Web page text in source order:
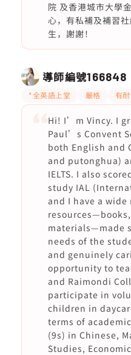
院 及香港城市大學
心，有私補及補習
生，謝謝！
導師編號166848
*全英語上堂 嚴格 有
Hi! I’m Vincy. I
Paul’s Convent
both English and
and putonghua)
IELTS. I also
study IAL
and I have a
materials—made
needs of the
and genuinely
opportunity to
and Raimondi
participate in
children in
terms of
(9s) in Chinese,
Studies,